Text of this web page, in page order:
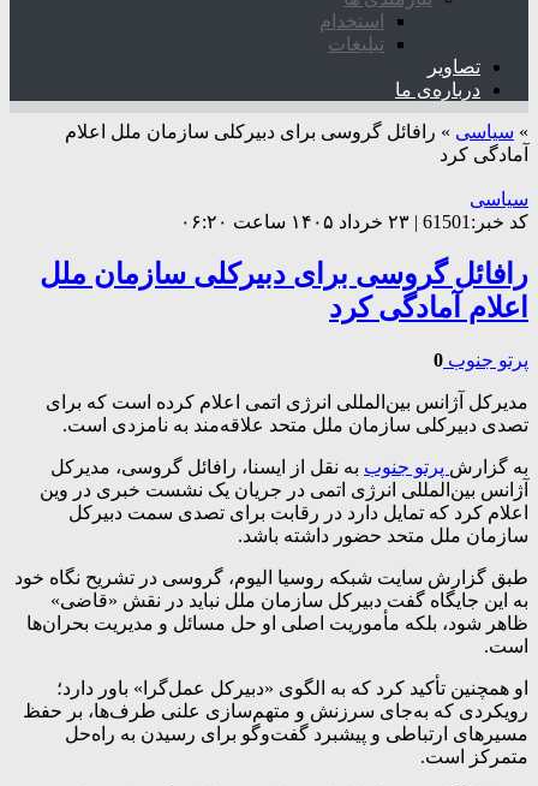
استخدام
تبلیغات
تصاویر
درباره‌ی ما
» سیاسی » رافائل گروسی برای دبیرکلی سازمان ملل اعلام
آمادگی کرد
سیاسی
کد خبر:61501 | ۲۳ خرداد ۱۴۰۵ ساعت ۰۶:۲۰
رافائل گروسی برای دبیرکلی سازمان ملل
اعلام آمادگی کرد
پرتو جنوب 0
مدیرکل آژانس بین‌المللی انرژی اتمی اعلام کرده است که برای
تصدی دبیرکلی سازمان ملل متحد علاقه‌مند به نامزدی است.
به گزارش پرتو جنوب به نقل از ایسنا، رافائل گروسی، مدیرکل
آژانس بین‌المللی انرژی اتمی در جریان یک نشست خبری در وین
اعلام کرد که تمایل دارد در رقابت برای تصدی سمت دبیرکل
سازمان ملل متحد حضور داشته باشد.
طبق گزارش سایت شبکه روسیا الیوم، گروسی در تشریح نگاه خود
به این جایگاه گفت دبیرکل سازمان ملل نباید در نقش «قاضی»
ظاهر شود، بلکه مأموریت اصلی او حل مسائل و مدیریت بحران‌ها
است.
او همچنین تأکید کرد که به الگوی «دبیرکل عمل‌گرا» باور دارد؛
رویکردی که به‌جای سرزنش و متهم‌سازی علنی طرف‌ها، بر حفظ
مسیرهای ارتباطی و پیشبرد گفت‌وگو برای رسیدن به راه‌حل
متمرکز است.